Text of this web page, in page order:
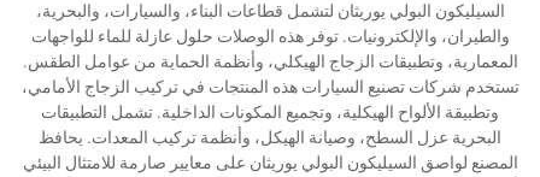
السيليكون البولي يوريثان لتشمل قطاعات البناء، والسيارات، والبحرية،
والطيران، والإلكترونيات. توفر هذه الوصلات حلول عازلة للماء للواجهات
المعمارية، وتطبيقات الزجاج الهيكلي، وأنظمة الحماية من عوامل الطقس.
تستخدم شركات تصنيع السيارات هذه المنتجات في تركيب الزجاج الأمامي،
وتطبيقة الألواح الهيكلية، وتجميع المكونات الداخلية. تشمل التطبيقات
البحرية عزل السطح، وصيانة الهيكل، وأنظمة تركيب المعدات. يحافظ
المصنع لواصق السيليكون البولي يوريثان على معايير صارمة للامتثال البيئي